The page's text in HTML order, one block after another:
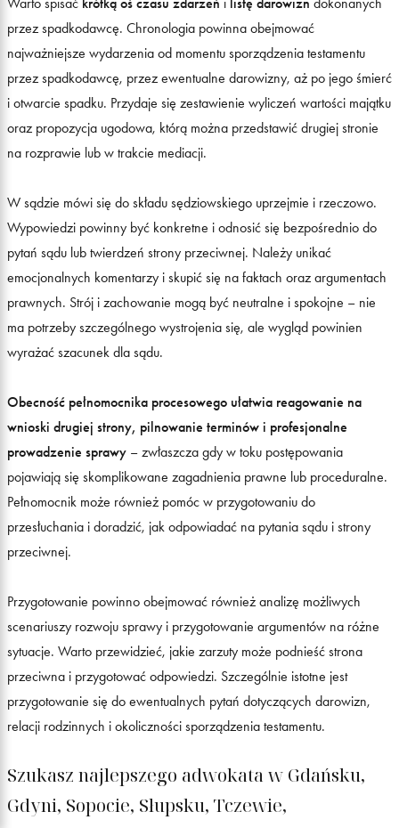
przez spadkodawcę. Chronologia powinna obejmować
najważniejsze wydarzenia od momentu sporządzenia testamentu
przez spadkodawcę, przez ewentualne darowizny, aż po jego śmierć
i otwarcie spadku. Przydaje się zestawienie wyliczeń wartości majątku
oraz propozycja ugodowa, którą można przedstawić drugiej stronie
na rozprawie lub w trakcie mediacji.
W sądzie mówi się do składu sędziowskiego uprzejmie i rzeczowo.
Wypowiedzi powinny być konkretne i odnosić się bezpośrednio do
pytań sądu lub twierdzeń strony przeciwnej. Należy unikać
emocjonalnych komentarzy i skupić się na faktach oraz argumentach
prawnych. Strój i zachowanie mogą być neutralne i spokojne – nie
ma potrzeby szczególnego wystrojenia się, ale wygląd powinien
wyrażać szacunek dla sądu.
Obecność pełnomocnika procesowego ułatwia reagowanie na
wnioski drugiej strony, pilnowanie terminów i profesjonalne
prowadzenie sprawy – zwłaszcza gdy w toku postępowania
pojawiają się skomplikowane zagadnienia prawne lub proceduralne.
Pełnomocnik może również pomóc w przygotowaniu do
przesłuchania i doradzić, jak odpowiadać na pytania sądu i strony
przeciwnej.
Przygotowanie powinno obejmować również analizę możliwych
scenariuszy rozwoju sprawy i przygotowanie argumentów na różne
sytuacje. Warto przewidzieć, jakie zarzuty może podnieść strona
przeciwna i przygotować odpowiedzi. Szczególnie istotne jest
przygotowanie się do ewentualnych pytań dotyczących darowizn,
relacji rodzinnych i okoliczności sporządzenia testamentu.
Szukasz najlepszego adwokata w Gdańsku,
Gdyni, Sopocie, Słupsku, Tczewie,